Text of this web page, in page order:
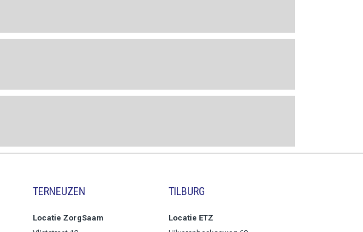
TERNEUZEN
Locatie ZorgSaam
TILBURG
Locatie ETZ